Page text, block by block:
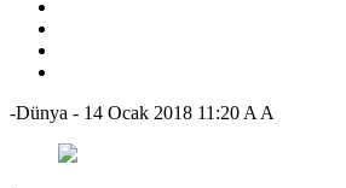
-Dünya - 14 Ocak 2018 11:20 A A